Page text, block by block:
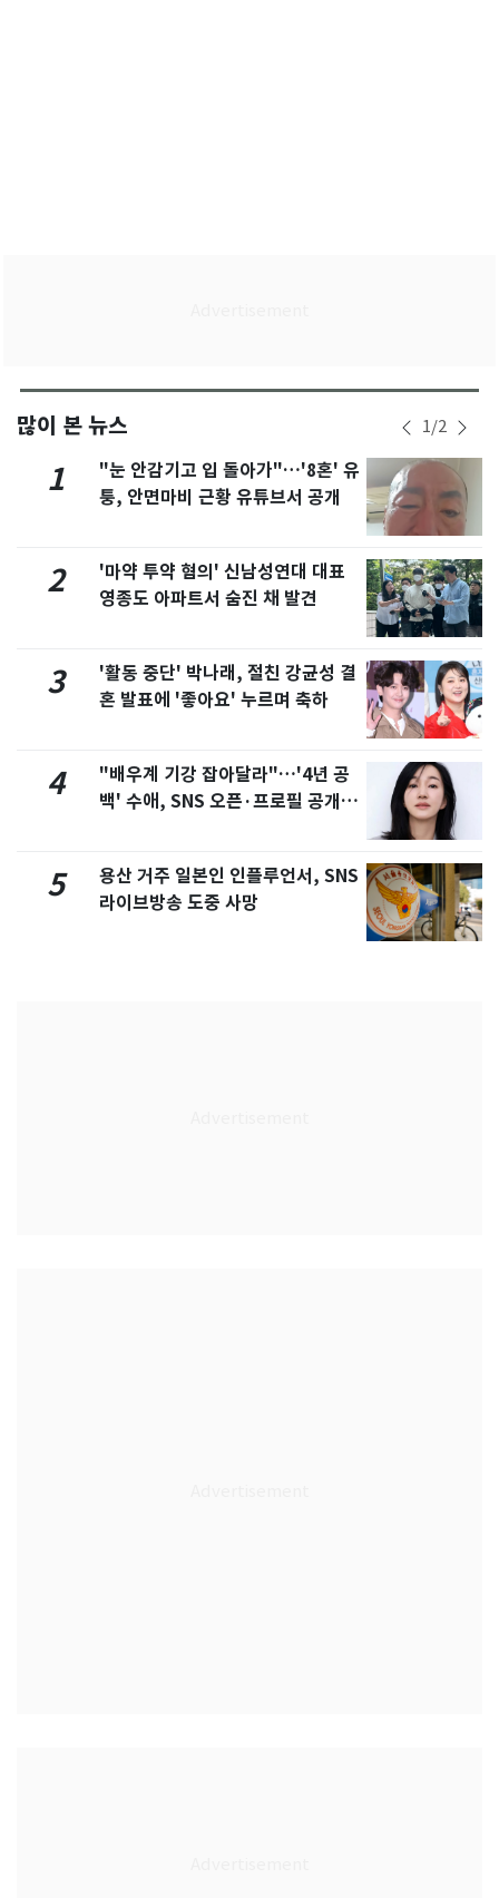
많이 본 뉴스 1/2
1
"눈 안감기고 입 돌아가"…'8혼' 유
퉁, 안면마비 근황 유튜브서 공개
2
'마약 투약 혐의' 신남성연대 대표
영종도 아파트서 숨진 채 발견
3
'활동 중단' 박나래, 절친 강균성 결
혼 발표에 '좋아요' 누르며 축하
4
"배우계 기강 잡아달라"…'4년 공
백' 수애, SNS 오픈·프로필 공개
5
용산 거주 일본인 인플루언서, SNS
라이브방송 도중 사망